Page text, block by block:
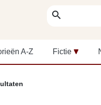
search
A-Z Fictie